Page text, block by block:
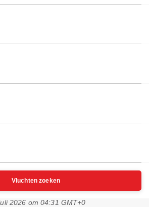
Vluchten zoeken
2026 om 04:31 GMT+0